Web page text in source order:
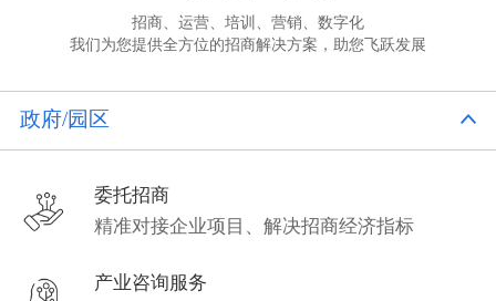
招商、运营、培训、营销、数字化
我们为您提供全方位的招商解决方案，助您飞跃发展
政府/园区
委托招商
精准对接企业项目、解决招商经济指标
产业咨询服务